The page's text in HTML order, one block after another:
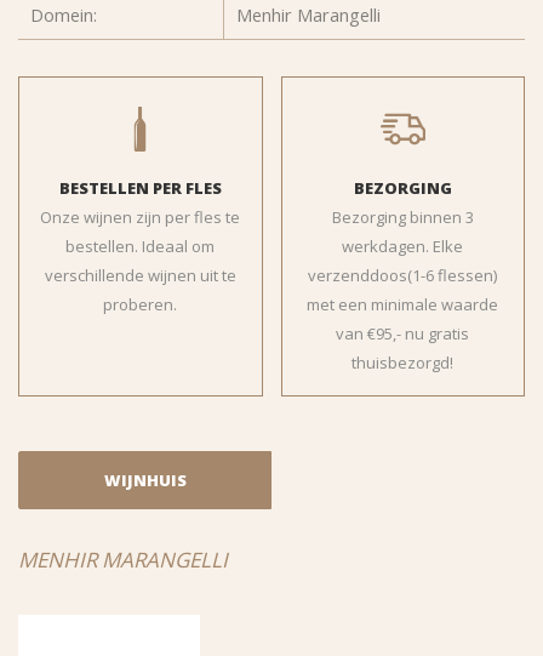
Domein:
Menhir Marangelli
BESTELLEN PER FLES
Onze wijnen zijn per fles te
bestellen. Ideaal om
verschillende wijnen uit te
proberen.
BEZORGING
Bezorging binnen 3
werkdagen. Elke
verzenddoos(1-6 flessen)
met een minimale waarde
van €95,- nu gratis
thuisbezorgd!
WIJNHUIS
MENHIR MARANGELLI